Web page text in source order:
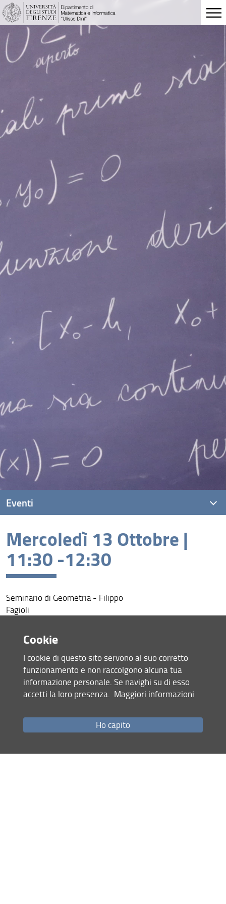
Mercoledì 13 Ottobre |
11:30 -12:30
Seminario di Geometria - Filippo
Fagioli
Eventi
Eventi recenti
Archivio eventi
Mappa del sito
RSS feed
Privacy
Note Legali
Monitoraggio
Cookie
I cookie di questo sito servono al suo corretto
funzionamento e non raccolgono alcuna tua
informazione personale. Se navighi su di esso
accetti la loro presenza. Maggiori informazioni
Ho capito